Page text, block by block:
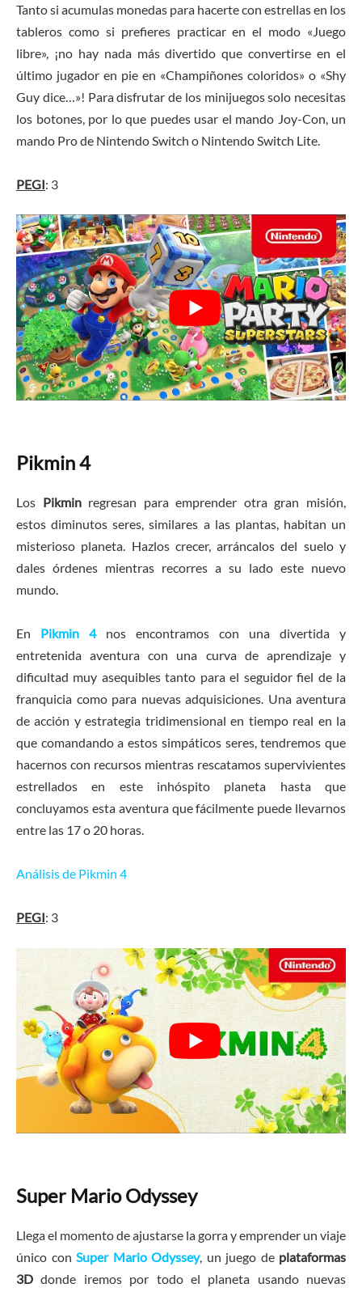
Tanto si acumulas monedas para hacerte con estrellas en los
tableros como si prefieres practicar en el modo «Juego
libre», ¡no hay nada más divertido que convertirse en el
último jugador en pie en «Champiñones coloridos» o «Shy
Guy dice…»! Para disfrutar de los minijuegos solo necesitas
los botones, por lo que puedes usar el mando Joy-Con, un
mando Pro de Nintendo Switch o Nintendo Switch Lite.
PEGI: 3
Pikmin 4
Los Pikmin regresan para emprender otra gran misión,
estos diminutos seres, similares a las plantas, habitan un
misterioso planeta. Hazlos crecer, arráncalos del suelo y
dales órdenes mientras recorres a su lado este nuevo
mundo.
En Pikmin 4nos encontramos con una divertida y
entretenida aventura con una curva de aprendizaje y
dificultad muy asequibles tanto para el seguidor fiel de la
franquicia como para nuevas adquisiciones. Una aventura
de acción y estrategia tridimensional en tiempo real en la
que comandando a estos simpáticos seres, tendremos que
hacernos con recursos mientras rescatamos supervivientes
estrellados en este inhóspito planeta hasta que
concluyamos esta aventura que fácilmente puede llevarnos
entre las 17 o 20 horas.
Análisis de Pikmin 4
PEGI: 3
Super Mario Odyssey
Llega el momento de ajustarse la gorra y emprender un viaje
único con Super Mario Odyssey, un juego de plataformas
3D donde iremos por todo el planeta usando nuevas